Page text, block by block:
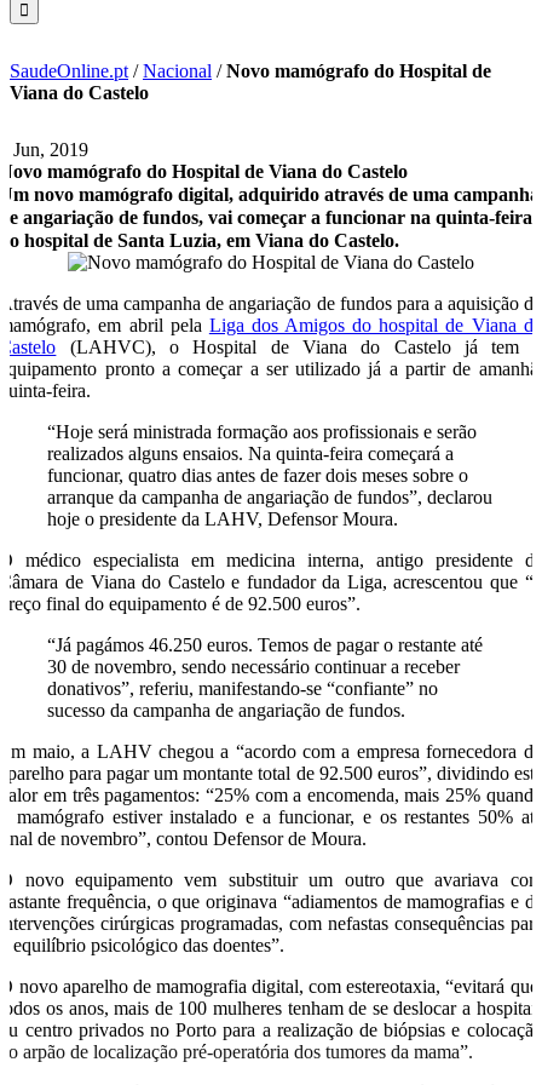
SaudeOnline.pt /Nacional /Novo mamógrafo do Hospital de
Viana do Castelo
5 Jun, 2019
Novo mamógrafo do Hospital de Viana do Castelo
Um novo mamógrafo digital, adquirido através de uma campanha
de angariação de fundos, vai começar a funcionar na quinta-feira
no hospital de Santa Luzia, em Viana do Castelo.
Através de uma campanha de angariação de fundos para a aquisição do
mamógrafo, em abril pela Liga dos Amigos do hospital de Viana do
Castelo (LAHVC), o Hospital de Viana do Castelo já tem o
equipamento pronto a começar a ser utilizado já a partir de amanhã,
quinta-feira.
“Hoje será ministrada formação aos profissionais e serão
realizados alguns ensaios. Na quinta-feira começará a
funcionar, quatro dias antes de fazer dois meses sobre o
arranque da campanha de angariação de fundos”, declarou
hoje o presidente da LAHV, Defensor Moura.
O médico especialista em medicina interna, antigo presidente da
Câmara de Viana do Castelo e fundador da Liga, acrescentou que “o
preço final do equipamento é de 92.500 euros”.
“Já pagámos 46.250 euros. Temos de pagar o restante até
30 de novembro, sendo necessário continuar a receber
donativos”, referiu, manifestando-se “confiante” no
sucesso da campanha de angariação de fundos.
Em maio, a LAHV chegou a “acordo com a empresa fornecedora do
aparelho para pagar um montante total de 92.500 euros”, dividindo este
valor em três pagamentos: “25% com a encomenda, mais 25% quando
o mamógrafo estiver instalado e a funcionar, e os restantes 50% até
final de novembro”, contou Defensor de Moura.
O novo equipamento vem substituir um outro que avariava com
bastante frequência, o que originava “adiamentos de mamografias e de
intervenções cirúrgicas programadas, com nefastas consequências para
o equilíbrio psicológico das doentes”.
O novo aparelho de mamografia digital, com estereotaxia, “evitará que,
todos os anos, mais de 100 mulheres tenham de se deslocar a hospitais
ou centro privados no Porto para a realização de biópsias e colocação
do arpão de localização pré-operatória dos tumores da mama”.